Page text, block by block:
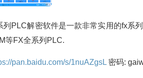
列PLC解密软件是一款非常实用的fx系
等FX全系列PLC.
pan.baidu.com/s/1nuAZgsL密码: